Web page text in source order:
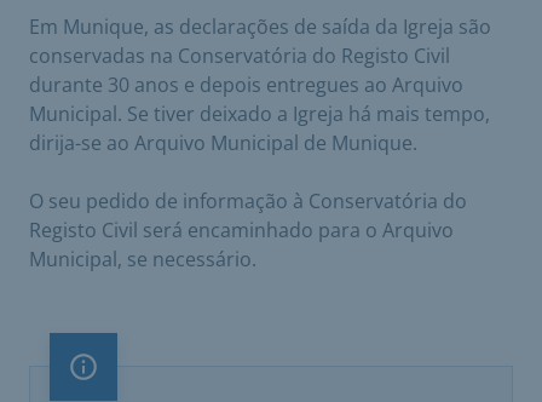
Em Munique, as declarações de saída da Igreja são
conservadas na Conservatória do Registo Civil
durante 30 anos e depois entregues ao Arquivo
Municipal. Se tiver deixado a Igreja há mais tempo,
dirija-se ao Arquivo Municipal de Munique.
O seu pedido de informação à Conservatória do
Registo Civil será encaminhado para o Arquivo
Municipal, se necessário.
Nota importante